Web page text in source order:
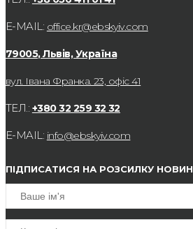
E-MAIL: office.kr@ebskyiv.com
79005, Львів, Україна
вул. Івана Франка. 23, офіс 41
ТЕЛ.: +380 32 259 32 32
E-MAIL: info@ebskyiv.com
ПІДПИСАТИСЯ НА РОЗСИЛКУ НОВИН